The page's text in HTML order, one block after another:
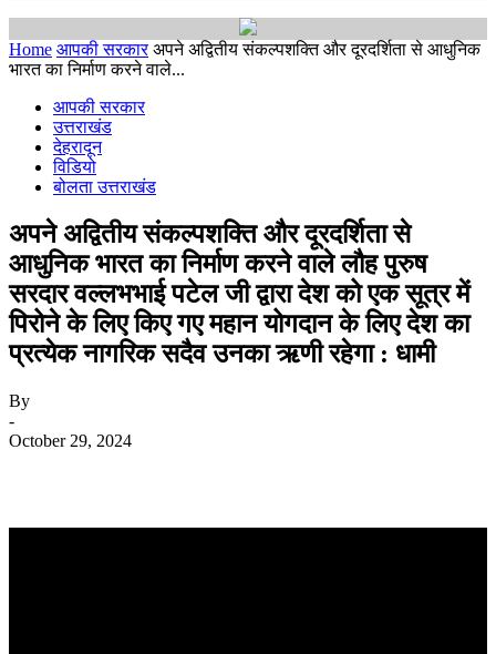
Home आपकी सरकार अपने अद्वितीय संकल्पशक्ति और दूरदर्शिता से आधुनिक
भारत का निर्माण करने वाले...
आपकी सरकार
उत्तराखंड
देहरादून
विडियो
बोलता उत्तराखंड
अपने अद्वितीय संकल्पशक्ति और दूरदर्शिता से
आधुनिक भारत का निर्माण करने वाले लौह पुरुष
सरदार वल्लभभाई पटेल जी द्वारा देश को एक सूत्र में
पिरोने के लिए किए गए महान योगदान के लिए देश का
प्रत्येक नागरिक सदैव उनका ऋणी रहेगा : धामी
By
-
October 29, 2024